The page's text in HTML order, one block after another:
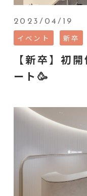
2023/04/19
イベント 新卒
【新卒】初
ート🥳